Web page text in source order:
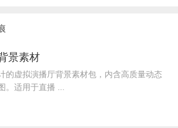
景素材
的虚拟演播厅背景素材包，内含高质量动态
。适用于直播 ...